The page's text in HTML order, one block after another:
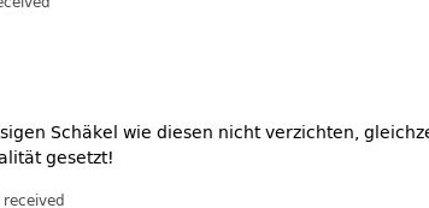
Schäkel wie diesen nicht verzichten,
gesetzt!